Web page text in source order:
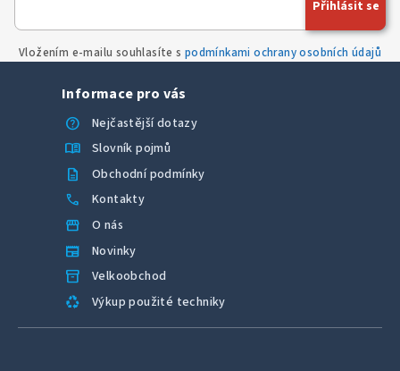
Vložením e-mailu souhlasíte s podmínkami ochrany osobních údajů
Přihlásit se
Informace pro vás
help
Nejčastější dotazy
menu_book Slovník pojmů
description Obchodní podmínky
call Kontakty
storefront O nás
newspaper Novinky
inventory_2 Velkoobchod
recycling Výkup použité techniky